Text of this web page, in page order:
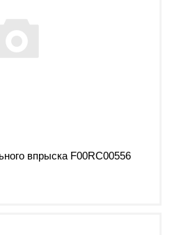
впрыска F00RC00556